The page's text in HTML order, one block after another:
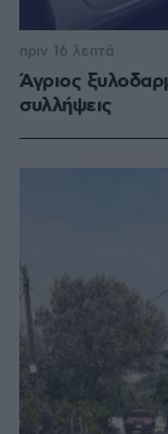
Άγριος
συλλήψεις
πριν 16 λεπτά